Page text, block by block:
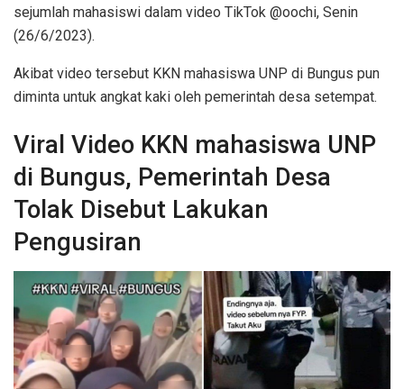
sejumlah mahasiswi dalam video TikTok @oochi, Senin
(26/6/2023).
Akibat video tersebut KKN mahasiswa UNP di Bungus pun
diminta untuk angkat kaki oleh pemerintah desa setempat.
Viral Video KKN mahasiswa UNP
di Bungus, Pemerintah Desa
Tolak Disebut Lakukan
Pengusiran